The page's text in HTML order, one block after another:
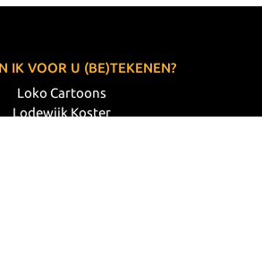
IK VOOR U (BE)TEKENEN?
Loko Cartoons
Lodewijk Koster